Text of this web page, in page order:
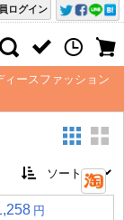
ログイン
ィースファッション
円